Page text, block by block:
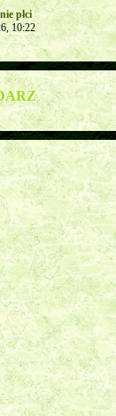
płci
10:22